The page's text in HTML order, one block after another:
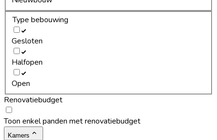
Type bebouwing
Gesloten
Halfopen
Open
Renovatiebudget
Toon enkel panden met renovatiebudget
Kamers